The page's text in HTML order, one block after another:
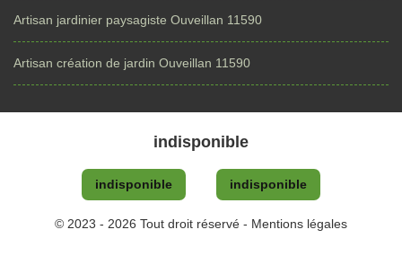
Artisan jardinier paysagiste Ouveillan 11590
Artisan création de jardin Ouveillan 11590
indisponible
indisponible indisponible
© 2023 - 2026 Tout droit réservé - Mentions légales